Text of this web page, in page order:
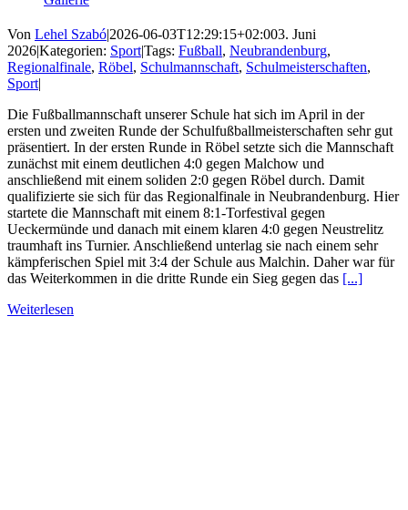
Von Lehel Szabó|2026-06-03T12:29:15+02:003. Juni
2026|Kategorien: Sport|Tags: Fußball, Neubrandenburg,
Regionalfinale, Röbel, Schulmannschaft, Schulmeisterschaften,
Sport|
Die Fußballmannschaft unserer Schule hat sich im April in der
ersten und zweiten Runde der Schulfußballmeisterschaften sehr gut
präsentiert. In der ersten Runde in Röbel setzte sich die Mannschaft
zunächst mit einem deutlichen 4:0 gegen Malchow und
anschließend mit einem soliden 2:0 gegen Röbel durch. Damit
qualifizierte sie sich für das Regionalfinale in Neubrandenburg. Hier
startete die Mannschaft mit einem 8:1-Torfestival gegen
Ueckermünde und danach mit einem klaren 4:0 gegen Neustrelitz
traumhaft ins Turnier. Anschließend unterlag sie nach einem sehr
kämpferischen Spiel mit 3:4 der Schule aus Malchin. Daher war für
das Weiterkommen in die dritte Runde ein Sieg gegen das [...]
Weiterlesen